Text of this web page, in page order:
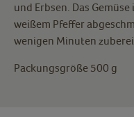
und Erbsen. Das
weißem Pfeffer
wenigen Minuten
Packungsgröße 500 g